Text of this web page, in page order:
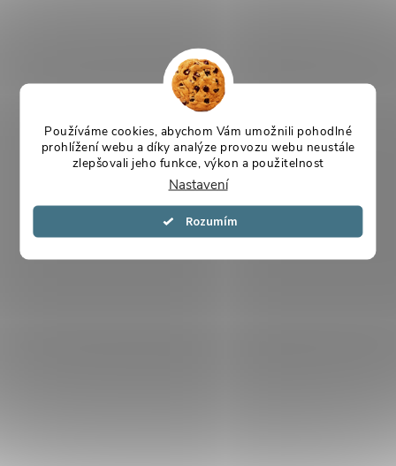
Používáme cookies, abychom Vám umožnili pohodlné
prohlížení webu a díky analýze provozu webu neustále
zlepšovali jeho funkce, výkon a použitelnost
Nastavení
Souhlasím